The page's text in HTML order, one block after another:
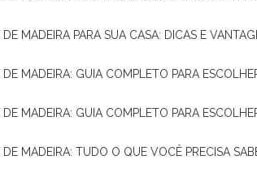
DE MADEIRA PARA SUA CASA: DICAS E
DE MADEIRA: GUIA COMPLETO PARA
DE MADEIRA: GUIA COMPLETO PARA
DE MADEIRA: TUDO O QUE VOCÊ PRECISA